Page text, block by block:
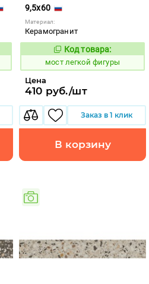
9,5x60
Материал:
Керамогранит
1021240
Код товара:
мост легкой фигуры
Цена
410 руб./шт
Заказ в 1 клик
В корзину